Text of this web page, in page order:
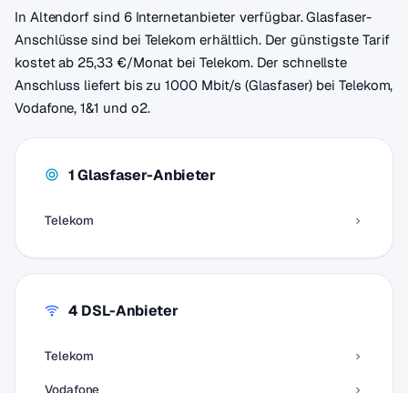
In Altendorf sind 6 Internetanbieter verfügbar. Glasfaser-
Anschlüsse sind bei Telekom erhältlich. Der günstigste Tarif
kostet ab 25,33 €/Monat bei Telekom. Der schnellste
Anschluss liefert bis zu 1000 Mbit/s (Glasfaser) bei Telekom,
Vodafone, 1&1 und o2.
1 Glasfaser-Anbieter
Telekom
4 DSL-Anbieter
Telekom
Vodafone